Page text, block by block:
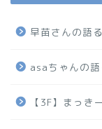
早苗さんの語
asaちゃんの語
【3F】まっ